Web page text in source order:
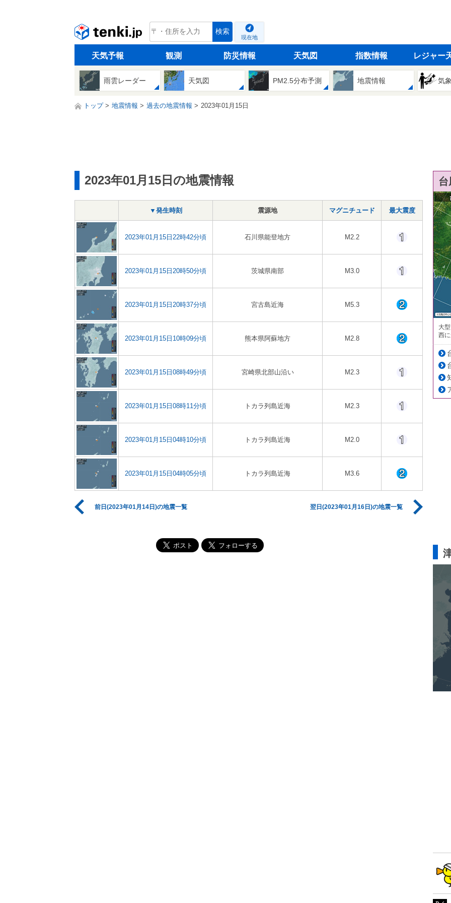
tenki.jp 検索
現在地
天気予報 観測 防災情報 天気図 指数情報 レジャー
雨雲レーダー 天気図 PM2.5分布予測 地震情報 気
トップ 地震情報 過去の地震情報 2023年01月15日
2023年01月15日の地震情報
▼発生時刻 震源地 マグニチュード 最大震度
2023年01月15日22時42分頃 石川県能登地方 M2.2
2023年01月15日20時50分頃 茨城県南部 M3.0
2023年01月15日20時37分頃 宮古島近海 M5.3
2023年01月15日10時09分頃 熊本県阿蘇地方 M2.8
2023年01月15日08時49分頃 宮崎県北部山沿い M2.3
2023年01月15日08時11分頃 トカラ列島近海 M2.3
2023年01月15日04時10分頃 トカラ列島近海 M2.0
2023年01月15日04時05分頃 トカラ列島近海 M3.6
前日(2023年01月14日)の地震一覧 翌日(2023年01月16日)の地震一覧
大
西